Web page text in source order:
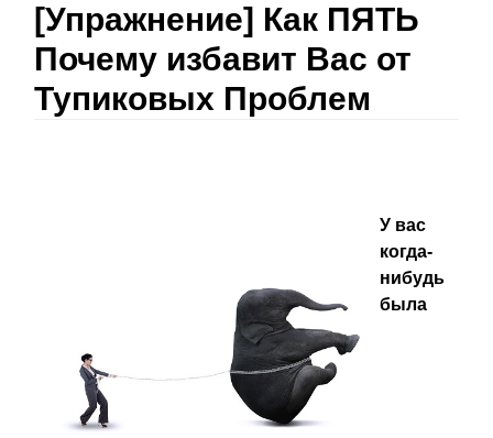
[Упражнение] Как ПЯТЬ
Почему избавит Вас от
Тупиковых Проблем
У вас
когда-
нибудь
была